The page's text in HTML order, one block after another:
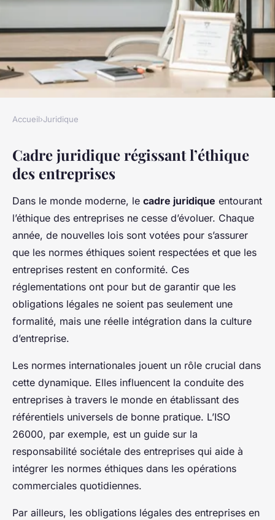
L'impact juridique sur
l'éthique des entreprises :
enjeux et implications
Yasmine• 25 avril 2025 • 6 min de lecture
Accueil›Juridique
Cadre juridique régissant l’éthique
des entreprises
Dans le monde moderne, le cadre juridique entourant
l’éthique des entreprises ne cesse d’évoluer. Chaque
année, de nouvelles lois sont votées pour s’assurer
que les normes éthiques soient respectées et que les
entreprises restent en conformité. Ces
réglementations ont pour but de garantir que les
obligations légales ne soient pas seulement une
formalité, mais une réelle intégration dans la culture
d’entreprise.
Les normes internationales jouent un rôle crucial dans
cette dynamique. Elles influencent la conduite des
entreprises à travers le monde en établissant des
référentiels universels de bonne pratique. L’ISO
26000, par exemple, est un guide sur la
responsabilité sociétale des entreprises qui aide à
intégrer les normes éthiques dans les opérations
commerciales quotidiennes.
Par ailleurs, les obligations légales des entreprises en